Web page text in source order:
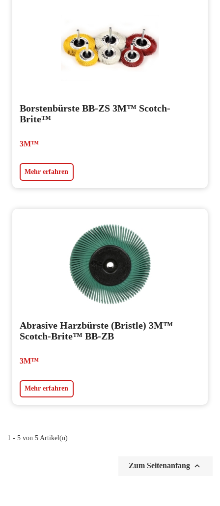
Borstenbürste BB-ZS 3M™ Scotch-
Brite™
3M™
Mehr erfahren
Abrasive Harzbürste (Bristle) 3M™
Scotch-Brite™ BB-ZB
3M™
Mehr erfahren
1 - 5 von 5 Artikel(n)
Zum Seitenanfang 